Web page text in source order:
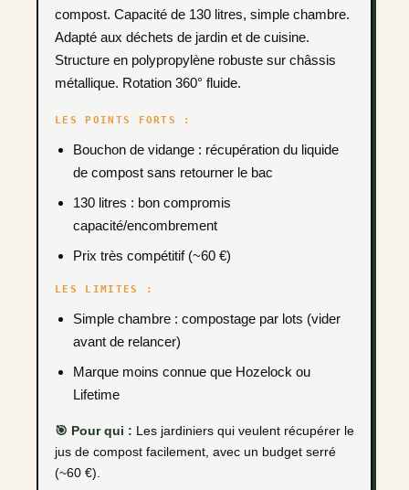
compost. Capacité de 130 litres, simple chambre.
Adapté aux déchets de jardin et de cuisine.
Structure en polypropylène robuste sur châssis
métallique. Rotation 360° fluide.
LES POINTS FORTS :
Bouchon de vidange : récupération du liquide
de compost sans retourner le bac
130 litres : bon compromis
capacité/encombrement
Prix très compétitif (~60 €)
LES LIMITES :
Simple chambre : compostage par lots (vider
avant de relancer)
Marque moins connue que Hozelock ou
Lifetime
🎯 Pour qui : Les jardiniers qui veulent récupérer le
jus de compost facilement, avec un budget serré
(~60 €).